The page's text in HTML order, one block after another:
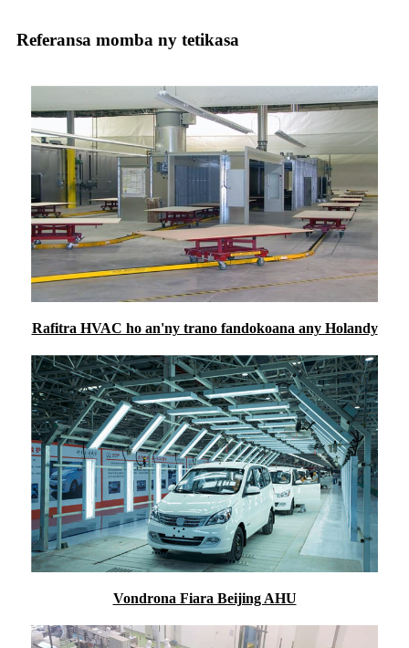
Referansa momba ny tetikasa
Rafitra HVAC ho an'ny trano fandokoana any Holandy
Vondrona Fiara Beijing AHU